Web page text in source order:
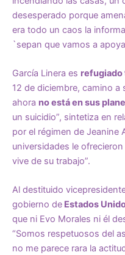
desesperado porque
era todo un caos la
`sepan que vamos a
García Linera es refugiado
12 de diciembre, camino
ahora no está en sus
un suicidio”, sintetiza en
por el régimen de Jeanine
universidades le
vive de su trabajo”.
Al destituido
gobierno de Estados
que ni Evo Morales ni él
“Somos respetuosos del
no me parece rara la